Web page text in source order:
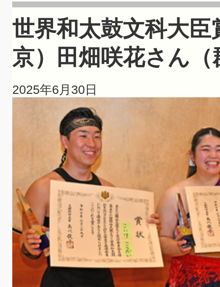
世界和太鼓文科大
京）田畑咲花さん（
2025年6月30日